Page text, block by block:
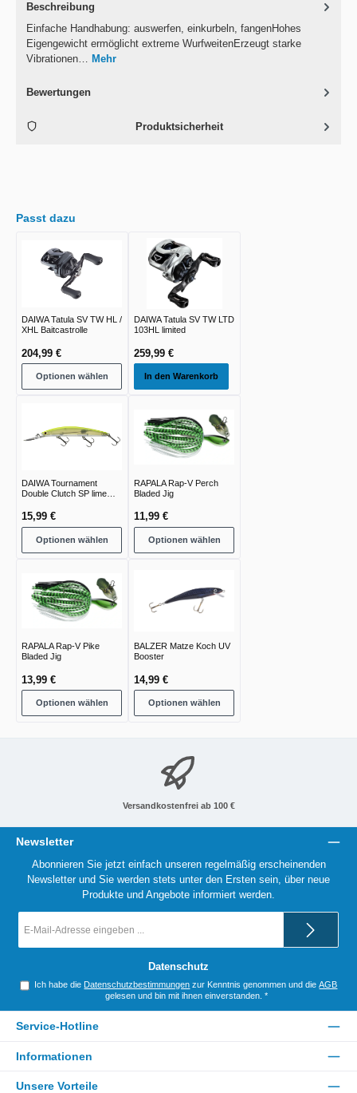
Beschreibung
Einfache Handhabung: auswerfen, einkurbeln, fangenHohes
Eigengewicht ermöglicht extreme WurfweitenErzeugt starke
Vibrationen… Mehr
Bewertungen
Produktsicherheit
Passt dazu
DAIWA Tatula SV TW HL /
XHL Baitcastrolle
204,99 €
Optionen wählen
DAIWA Tatula SV TW LTD
103HL limited
259,99 €
In den Warenkorb
DAIWA Tournament
Double Clutch SP lime
15,99 €
Optionen wählen
RAPALA Rap-V Perch
Bladed Jig
11,99 €
Optionen wählen
RAPALA Rap-V Pike
Bladed Jig
13,99 €
Optionen wählen
BALZER Matze Koch UV
Booster
14,99 €
Optionen wählen
Versandkostenfrei ab 100 €
Newsletter
Abonnieren Sie jetzt einfach unseren regelmäßig erscheinenden
Newsletter und Sie werden stets unter den Ersten sein, über neue
Produkte und Angebote informiert werden.
Mail-
Datenschutz
Ich habe die Datenschutzbestimmungen zur Kenntnis genommen und dieAGB
gelesen und bin mit ihnen einverstanden. *
Service-Hotline
Informationen
Unsere Vorteile